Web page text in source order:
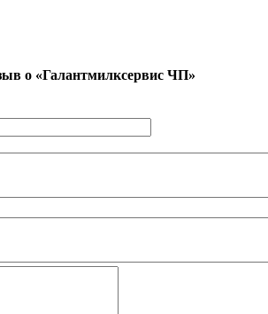
о «Галантмилксервис ЧП»